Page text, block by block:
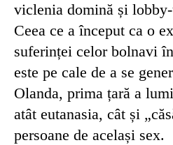
viclenia domină și
Ceea ce a început ca o
suferinței celor bolnavi
este pe cale de a se
Olanda, prima țară a
atât eutanasia, cât și
persoane de același sex.